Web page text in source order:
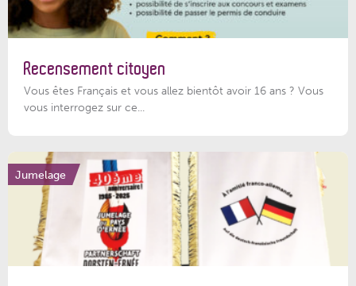
Recensement citoyen
Vous êtes Français et vous allez bientôt avoir 16 ans ? Vous
vous interrogez sur ce...
Jumelage